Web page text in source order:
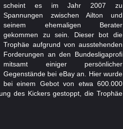
scheint es im Jahr 2007 zu
Spannungen zwischen Ailton und
seinem ehemaligen Berater
gekommen zu sein. Dieser bot die
Trophäe aufgrund von ausstehenden
Forderungen an den Bundesligaprofi
mitsamt einiger persönlicher
Gegenstände bei eBay an. Hier wurde
bei einem Gebot von etwa 600.000
des Kickers gestoppt, die Trophäe